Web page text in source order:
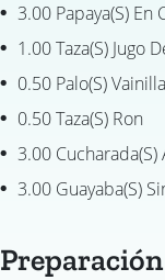
3.00 Papaya(s) En
1.00 Taza(s) Jugo
0.50 Palo(s) Vainilla
0.50 Taza(s) Ron
3.00 Cucharada(s)
3.00 Guayaba(s)
Preparación